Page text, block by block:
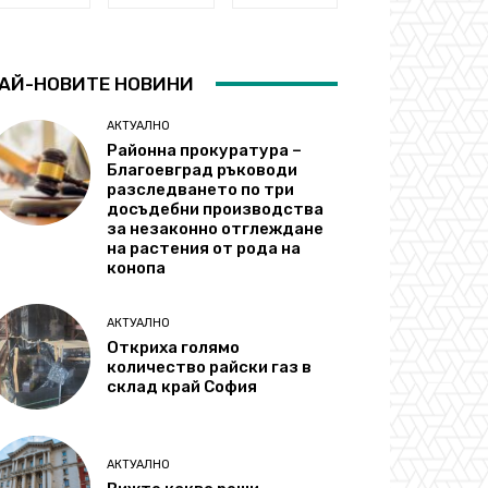
НОВИТЕ НОВИНИ
АКТУАЛНО
Районна прокуратура –
Благоевград ръководи
разследването по три
досъдебни производства
за незаконно отглеждане
на растения от рода на
конопа
АКТУАЛНО
Откриха голямо
количество райски газ в
склад край София
АКТУАЛНО